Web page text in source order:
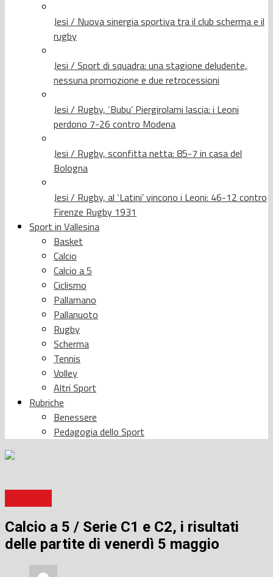
Jesi / Nuova sinergia sportiva tra il club scherma e il
rugby
Jesi / Sport di squadra: una stagione deludente,
nessuna promozione e due retrocessioni
Jesi / Rugby, ‘Bubu’ Piergirolami lascia: i Leoni
perdono 7-26 contro Modena
Jesi / Rugby, sconfitta netta: 85-7 in casa del
Bologna
Jesi / Rugby, al ‘Latini’ vincono i Leoni: 46-12 contro
Firenze Rugby 1931
Sport in Vallesina
Basket
Calcio
Calcio a 5
Ciclismo
Pallamano
Pallanuoto
Rugby
Scherma
Tennis
Volley
Altri Sport
Rubriche
Benessere
Pedagogia dello Sport
Calcio a 5 / Serie C1 e C2, i risultati
delle partite di venerdì 5 maggio